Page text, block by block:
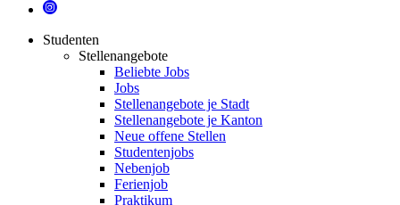
Studenten
Stellenangebote
Beliebte Jobs
Jobs
Stellenangebote je Stadt
Stellenangebote je Kanton
Neue offene Stellen
Studentenjobs
Nebenjob
Ferienjob
Praktikum